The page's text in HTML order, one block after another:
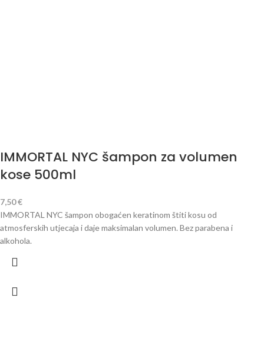
IMMORTAL NYC šampon za volumen
kose 500ml
7,50€
IMMORTAL NYC šampon obogaćen keratinom štiti kosu od
atmosferskih utjecaja i daje maksimalan volumen. Bez parabena i
alkohola.